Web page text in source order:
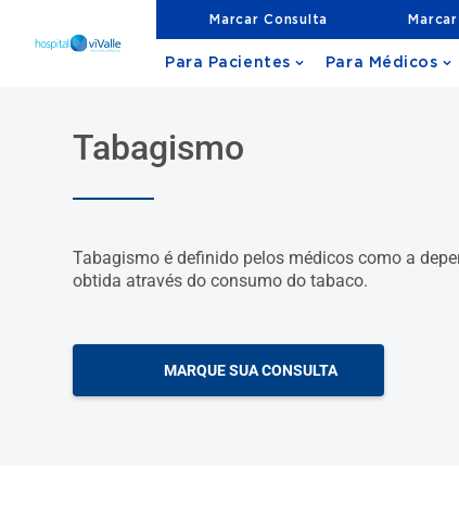
Marcar Consulta
Para Pacientes Para Médicos
Tabagismo
Tabagismo é definido pelos médicos como a
obtida através do consumo do tabaco.
MARQUE SUA CONSULTA